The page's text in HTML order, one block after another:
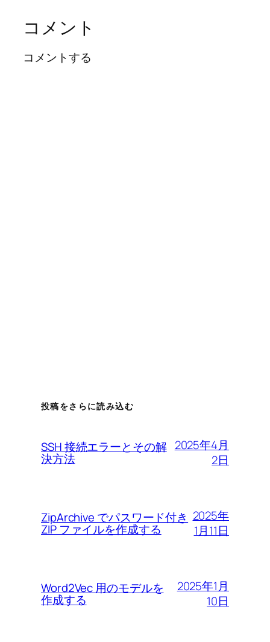
コメント
コメントする
投稿をさらに読み込む
SSH 接続エラーとその解
決方法
2025年4月
2日
ZipArchive でパスワード付き
ZIP ファイルを作成する
2025年
1月11日
Word2Vec 用のモデルを
作成する
2025年1月
10日